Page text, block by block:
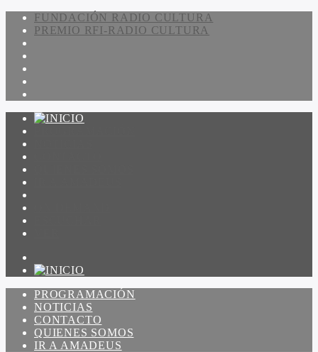
FUNDACIÓN RADIO CULTURA
PREMIO RFI-RADIO CULTURA
PROGRAMACIÓN
NOTICIAS
CONTACTO
QUIENES SOMOS
IR A AMADEUS